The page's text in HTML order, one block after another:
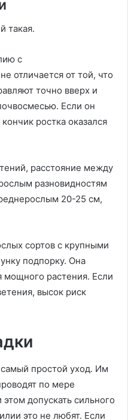
такая.
с
отличается от той, что
точно вверх и
Если он
ростка оказался
расстояние между
разновидностям
20-25 см,
сортов с крупными
подпорку. Она
мощного растения. Если
высок риск
простой уход. Им
по мере
допускать сильного
это не любят. Если